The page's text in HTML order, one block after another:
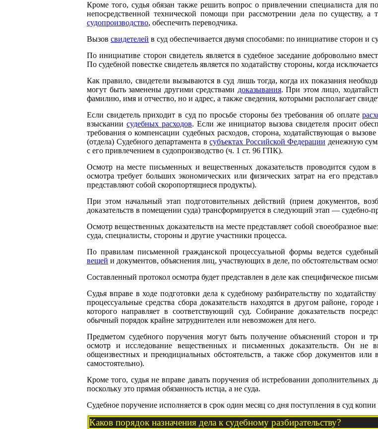
Кроме того, судья обязан также решить вопрос о привлечении специалиста для
непосредственной технической помощи при рассмотрении дела по существу,
судопроизводство, обеспечить переводчика.
Вызов свидетелей в суд обеспечивается двумя способами: по инициативе сторон и
По инициативе сторон свидетель является в судебное заседание добровольно
По судебной повестке свидетель является по ходатайству стороны, когда
Как правило, свидетели вызываются в суд лишь тогда, когда их показания
могут быть заменены другими средствами доказывания. При этом лицо,
фамилию, имя и отчество, но и адрес, а также сведения, которыми располагает
Если свидетель приходит в суд по просьбе стороны без требования об оплате
взысканиисудебных расходов. Если же инициатор вызова свидетеля просит
требования о компенсации судебных расходов, сторона, ходатайствующая о
(отдела) Судебного департамента всубъектах Российской Федерации денежную
с его привлечением в судопроизводство (ч. 1 ст. 96 ГПК).
Осмотр на месте письменных и вещественных доказательств проводится судом
осмотра требует больших экономических или физических затрат на его
представляют собой скоропортящиеся продукты).
При этом начальный этап подготовительных действий (прием документов,
доказательств в помещении суда) трансформируется в следующий этап — судебно-
Осмотр вещественных доказательств на месте представляет собой своеобразное
суда, специалисты, стороны и другие участники процесса.
По правилам письменной гражданской процессуальной формы ведется
вещей и документов, объяснения лиц, участвующих в деле, по обстоятельствам
Составленный протокол осмотра будет представлен в деле как специфическое
Судья вправе в ходе подготовки дела к судебному разбирательству по
процессуальные средства сбора доказательств находятся в другом районе,
которого направляет в соответствующий суд. Собирание доказательств
обычный порядок крайне затруднителен или невозможен для него.
Предметом судебного поручения могут быть получение объяснений сторон и
осмотр и исследование вещественных и письменных доказательств. Он не
общеизвестных и преюдициальных обстоятельств, а также сбор документов или
самостоятельно).
Кроме того, судья не вправе давать поручения об истребовании
поскольку это прямая обязанность истца, а не суда.
Судебное поручение исполняется в срок один месяц со дня поступления в суд
Каков порядок назначения дела к судебному разбирательству?